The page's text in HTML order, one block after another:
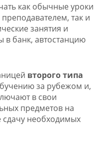
как обычные уроки
так и
занятия и
в банк, автостанцию
второго типа
за рубежом и,
в свои
предметов на
сдачу необходимых